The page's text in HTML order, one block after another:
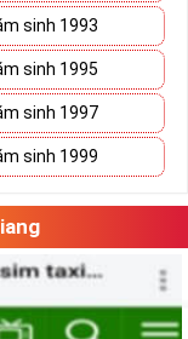
sinh 1993
sinh 1995
sinh 1997
sinh 1999